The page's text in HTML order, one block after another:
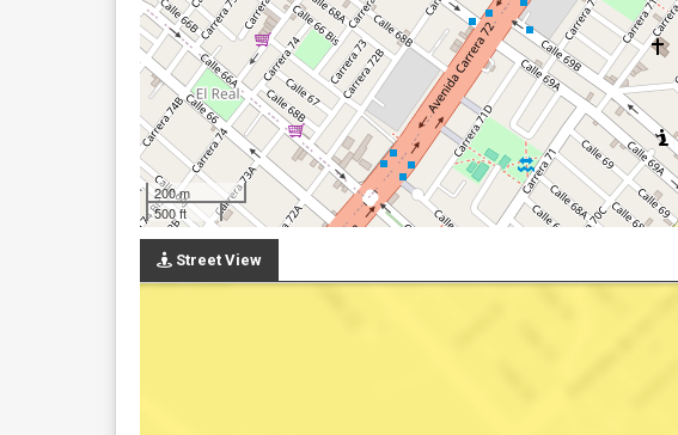
200 m
500 ft
Street View